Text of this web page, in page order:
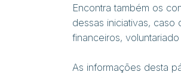
Encontra também os
dessas iniciativas, caso
financeiros,
As informações desta